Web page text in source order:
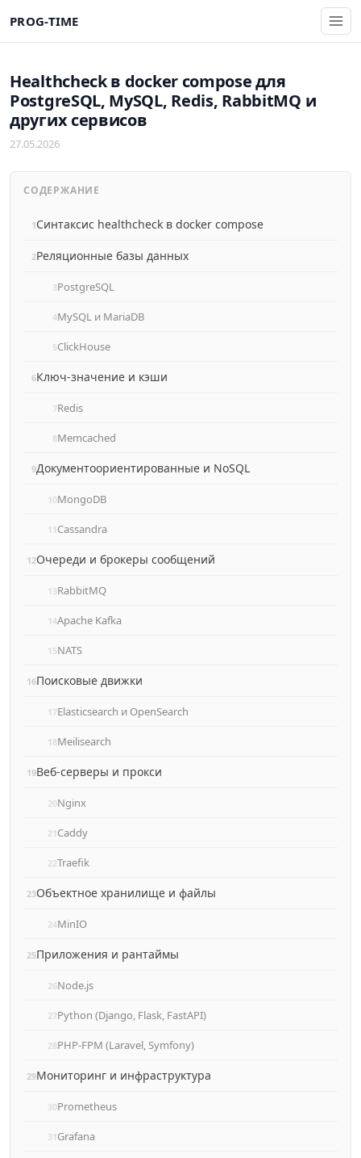
PROG-TIME
Healthcheck в docker compose для
PostgreSQL, MySQL, Redis, RabbitMQ и
других сервисов
27.05.2026
СОДЕРЖАНИЕ
Синтаксис healthcheck в docker compose
Реляционные базы данных
PostgreSQL
MySQL и MariaDB
ClickHouse
Ключ‑значение и кэши
Redis
Memcached
Документоориентированные и NoSQL
MongoDB
Cassandra
Очереди и брокеры сообщений
RabbitMQ
Apache Kafka
NATS
Поисковые движки
Elasticsearch и OpenSearch
Meilisearch
Веб‑серверы и прокси
Nginx
Caddy
Traefik
Объектное хранилище и файлы
MinIO
Приложения и рантаймы
Node.js
Python (Django, Flask, FastAPI)
PHP‑FPM (Laravel, Symfony)
Мониторинг и инфраструктура
Prometheus
Grafana